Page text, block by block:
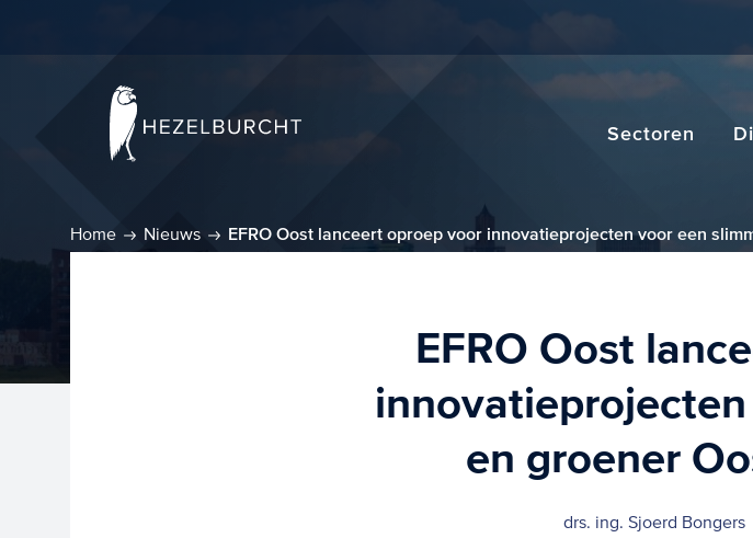
Sectoren
Home Nieuws EFRO Oost lanceert oproep voor innovatieprojecten voor een
EFRO Oost
en groener
drs. ing. Sjoerd Bongers